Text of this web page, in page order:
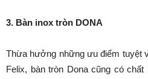
3. Bàn inox tròn DONA
Thừa hưởng những ưu điểm tuyệt
Felix, bàn tròn Dona cũng có